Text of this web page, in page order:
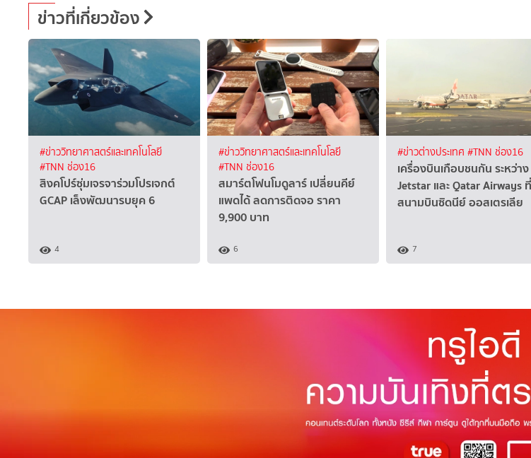
ข่าวที่เกี่ยวข้อง
#ข่าววิทยาศาสตร์และเทคโนโลยี
#TNN ช่อง16
สิงคโปร์ซุ่มเจรจาร่วมโปรเจกต์
GCAP เล็งพัฒนารบยุค 6
4
#ข่าววิทยาศาสตร์และเทคโนโลยี
#TNN ช่อง16
สมาร์ตโฟนโมดูลาร์ เปลี่ยนคีย์
แพดได้ ลดการติดจอ ราคา
9,900 บาท
6
#ข่าวต่างประเทศ #TNN ช่อง16
เครื่องบินเกือบชนกัน ระหว่าง
Jetstar และ Qatar Airways ที่
สนามบินซิดนีย์ ออสเตรเลีย
7